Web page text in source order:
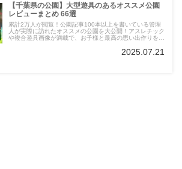
【千葉県の公園】大型遊具のあるオススメ公園
レビューまとめ 66選
累計2万人が閲覧！公園記事100本以上を書いている管理
人が実際に訪れたオススメの公園を大公開！アスレチック
や複合遊具画像が満載で、お子様と最高の思い出作りをサ
2025.07.21